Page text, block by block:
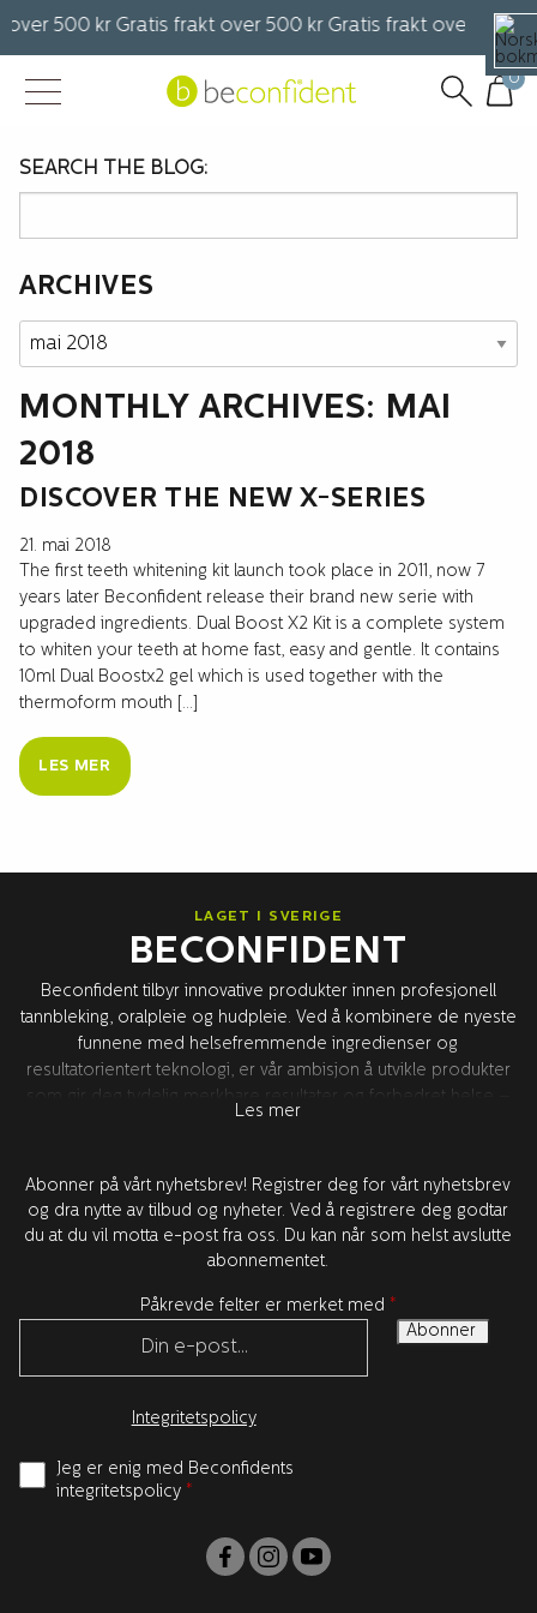
500 kr Gratis frakt over 500 kr Gratis frakt over 500
0
SEARCH THE BLOG:
ARCHIVES
Archives
MONTHLY ARCHIVES: MAI
2018
DISCOVER THE NEW X-SERIES
21. mai 2018
The first teeth whitening kit launch took place in 2011, now 7
years later Beconfident release their brand new serie with
upgraded ingredients. Dual Boost X2 Kit is a complete system
to whiten your teeth at home fast, easy and gentle. It contains
10ml Dual Boostx2 gel which is used together with the
thermoform mouth […]
LES MER
LAGET I SVERIGE
BECONFIDENT
Beconfident tilbyr innovative produkter innen profesjonell
tannbleking, oralpleie og hudpleie. Ved å kombinere de nyeste
funnene med helsefremmende ingredienser og
resultatorientert teknologi, er vår ambisjon å utvikle produkter
som gir deg tydelig merkbare resultater og forbedret helse –
produktene er testet og godkjent av tannleger.
Les mer
Abonner på vårt nyhetsbrev! Registrer deg for vårt nyhetsbrev
og dra nytte av tilbud og nyheter. Ved å registrere deg godtar
du at du vil motta e-post fra oss. Du kan når som helst avslutte
abonnementet.
Påkrevde felter er merket med *
Integritetspolicy
Jeg er enig med Beconfidents
integritetspolicy *